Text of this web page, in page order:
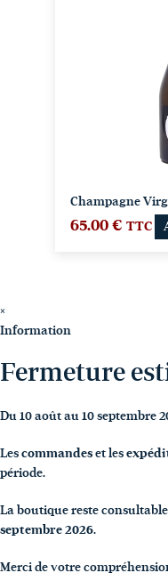
Champagne
65.00 € TTC
×
Information
Fermeture
Du 10 août au 10 septembre
Les commandes et les
période.
La boutique reste
septembre 2026.
Merci de votre